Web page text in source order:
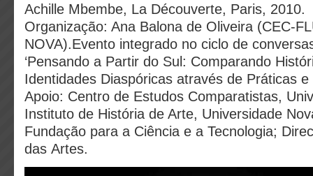
Achille Mbembe, La Découverte, Paris, 2010.
Organização: Ana Balona de Oliveira (CEC-
NOVA).Evento integrado no ciclo de
‘Pensando a Partir do Sul: Comparando
Identidades Diaspóricas através de Práticas e
Apoio: Centro de Estudos Comparatistas,
Instituto de História de Arte, Universidade
Fundação para a Ciência e a Tecnologia;
das Artes.